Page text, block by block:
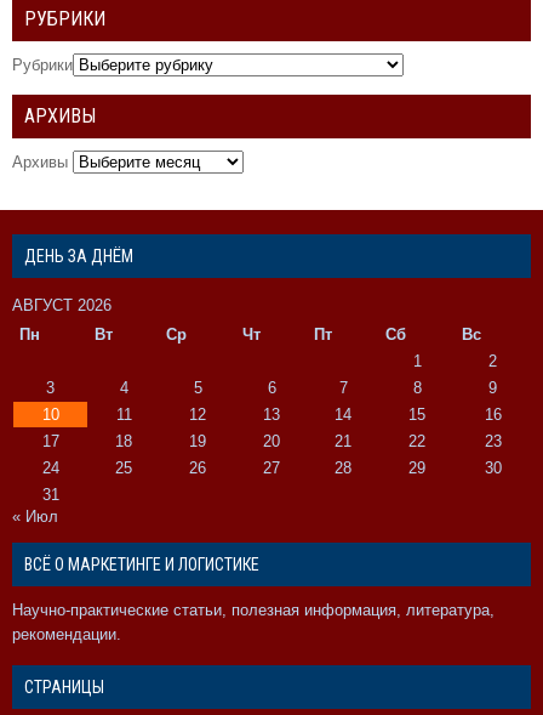
РУБРИКИ
Рубрики
АРХИВЫ
Архивы
ДЕНЬ ЗА ДНЁМ
АВГУСТ 2026
Пн
Вт Ср Чт Пт Сб
Вс
1
2
3
4 5 6 7 8
9
10
11 12 13 14 15
16
17
18 19 20 21 22
23
24
25 26 27 28 29
30
31
« Июл
ВСЁ О МАРКЕТИНГЕ И ЛОГИСТИКЕ
Научно-практические статьи, полезная информация, литература,
рекомендации.
СТРАНИЦЫ